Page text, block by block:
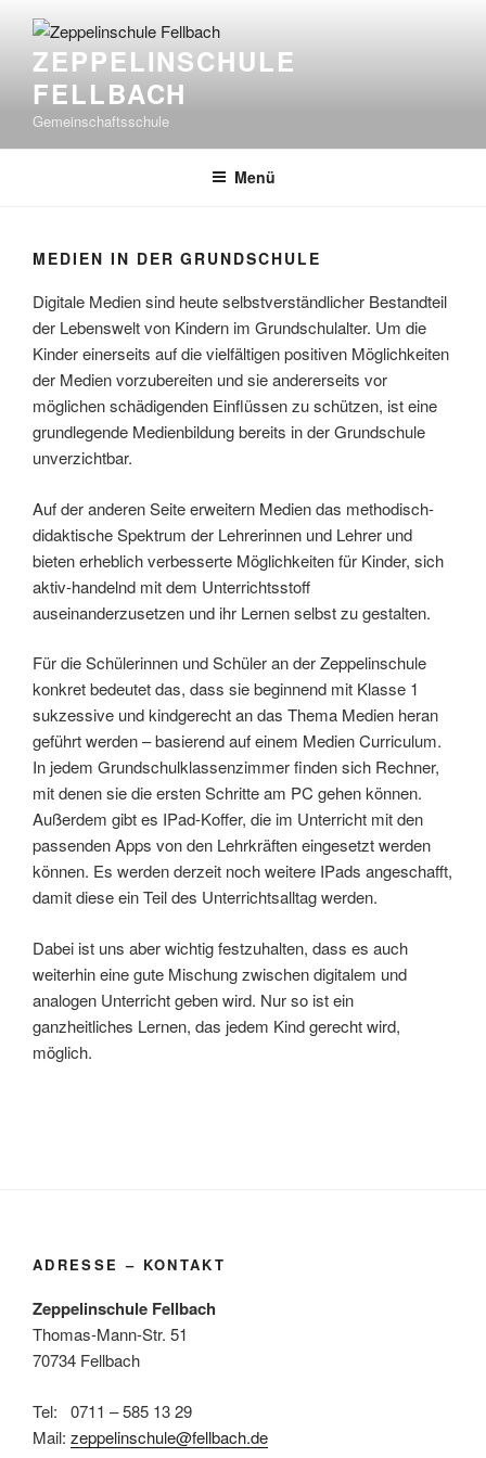
Inhalt
springenZEPPELINSCHULE
FELLBACH
Gemeinschaftsschule
Menü
MEDIEN IN DER GRUNDSCHULE
Digitale Medien sind heute selbstverständlicher Bestandteil
der Lebenswelt von Kindern im Grundschulalter. Um die
Kinder einerseits auf die vielfältigen positiven Möglichkeiten
der Medien vorzubereiten und sie andererseits vor
möglichen schädigenden Einflüssen zu schützen, ist eine
grundlegende Medienbildung bereits in der Grundschule
unverzichtbar.
Auf der anderen Seite erweitern Medien das methodisch-
didaktische Spektrum der Lehrerinnen und Lehrer und
bieten erheblich verbesserte Möglichkeiten für Kinder, sich
aktiv-handelnd mit dem Unterrichtsstoff
auseinanderzusetzen und ihr Lernen selbst zu gestalten.
Für die Schülerinnen und Schüler an der Zeppelinschule
konkret bedeutet das, dass sie beginnend mit Klasse 1
sukzessive und kindgerecht an das Thema Medien heran
geführt werden – basierend auf einem Medien Curriculum.
In jedem Grundschulklassenzimmer finden sich Rechner,
mit denen sie die ersten Schritte am PC gehen können.
Außerdem gibt es IPad-Koffer, die im Unterricht mit den
passenden Apps von den Lehrkräften eingesetzt werden
können. Es werden derzeit noch weitere IPads angeschafft,
damit diese ein Teil des Unterrichtsalltag werden.
Dabei ist uns aber wichtig festzuhalten, dass es auch
weiterhin eine gute Mischung zwischen digitalem und
analogen Unterricht geben wird. Nur so ist ein
ganzheitliches Lernen, das jedem Kind gerecht wird,
möglich.
ADRESSE – KONTAKT
Zeppelinschule Fellbach
Thomas-Mann-Str. 51
70734 Fellbach
Tel: 0711 – 585 13 29
Mail: zeppelinschule@fellbach.de